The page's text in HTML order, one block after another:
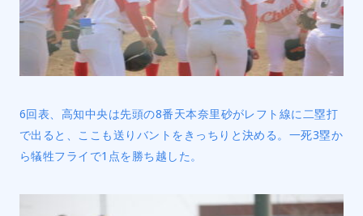
6回表、高知中央は先頭の8番天本奈里砂がレフト線に二塁打
で出ると、ここも送りバントをきっちりと決める。一死3塁か
ら犠牲フライで1点を勝ち越した。